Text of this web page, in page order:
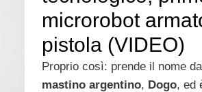
microrobot
pistola (VIDEO)
Proprio così: prende il nome
mastino argentino, Dogo, ed